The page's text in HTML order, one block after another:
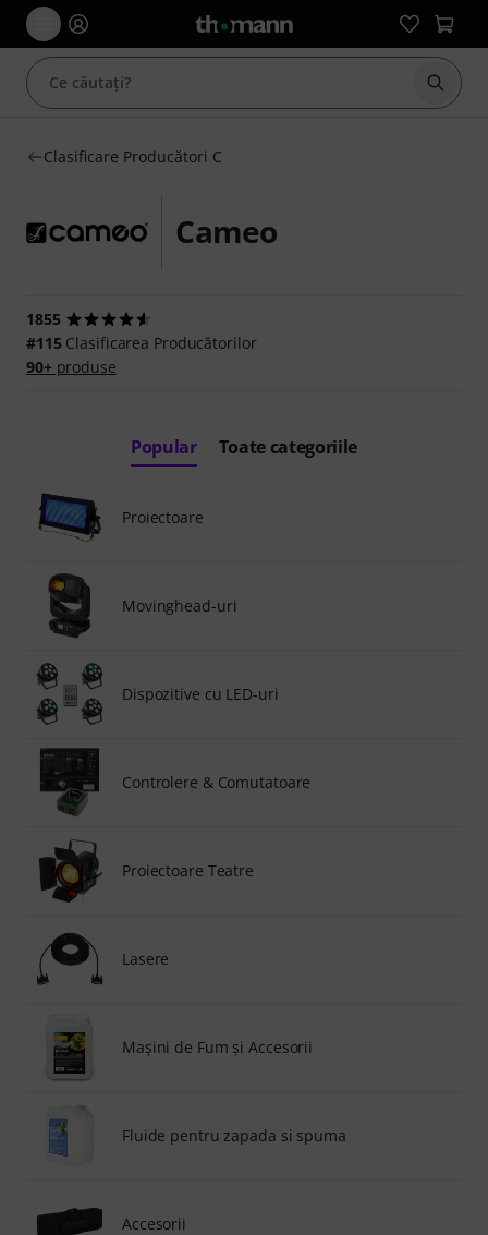
Clasificare Producători C
Cameo
1855
#115 Clasificarea Producătorilor
90+produse
Popular Toate categoriile
Proiectoare
Movinghead-uri
Dispozitive cu LED-uri
Controlere & Comutatoare
Proiectoare Teatre
Lasere
Maşini de Fum şi Accesorii
Fluide pentru zapada si spuma
Accesorii